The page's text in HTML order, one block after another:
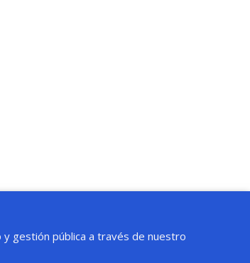
gestión pública a través de nuestro